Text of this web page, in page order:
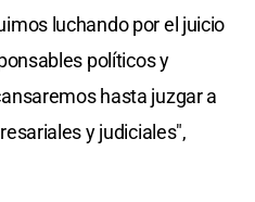
luchando por el juicio
políticos y
hasta juzgar a
y judiciales",